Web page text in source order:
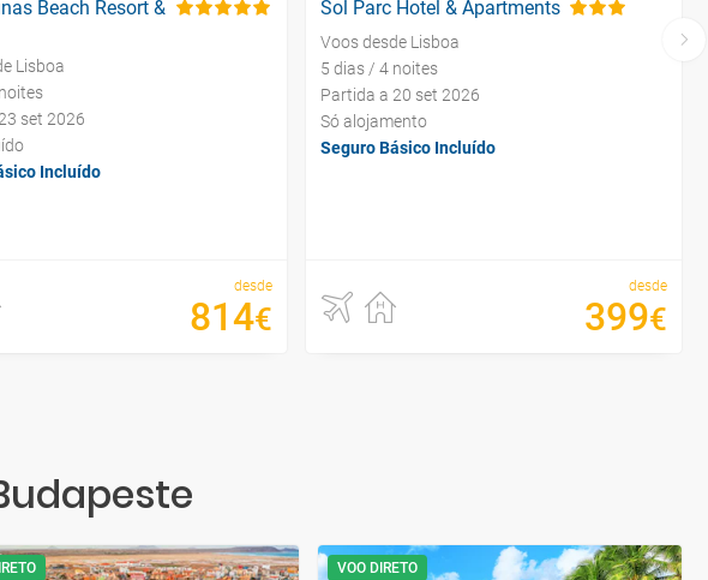
Beach Resort &
Lisboa
set 2026
Incluído
desde
814€
Sol Parc Hotel & Apartments
Voos desde Lisboa
5 dias / 4 noites
Partida a 20 set 2026
Só alojamento
Seguro Básico Incluído
desde
399€
VOO DIRETO